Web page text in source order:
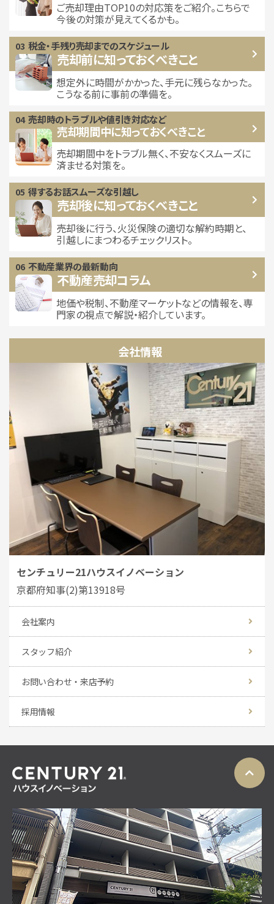
ご売却理由TOP10の対応策をご紹介。こちらで
今後の対策が見えてくるかも。
税金・手残り売却までのスケジュール
売却前に知っておくべきこと
想定外に時間がかかった、手元に残らなかった。
こうなる前に事前の準備を。
売却時のトラブルや値引き対応など
売却期間中に知っておくべきこと
売却期間中をトラブル無く、不安なくスムーズに
済ませる対策を。
得するお話スムーズな引越し
売却後に知っておくべきこと
売却後に行う、火災保険の適切な解約時期と、
引越しにまつわるチェックリスト。
不動産業界の最新動向
不動産売却コラム
地価や税制、不動産マーケットなどの情報を、専
門家の視点で解説・紹介しています。
会社情報
センチュリー21ハウスイノベーション
京都府知事(2)第13918号
会社案内
スタッフ紹介
お問い合わせ・来店予約
採用情報